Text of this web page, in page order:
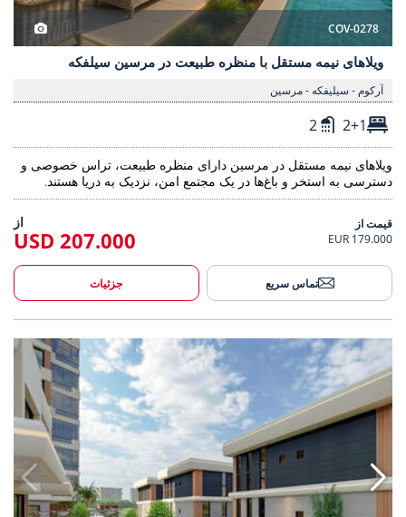
COV-0278
ویلاهای نیمه مستقل با منظره طبیعت در مرسین سیلفکه
آرکوم - سیلیفکه - مرسین
2+1
2
ویلاهای نیمه مستقل در مرسین دارای منظره طبیعت، تراس خصوصی و
دسترسی به استخر و باغ‌ها در یک مجتمع امن، نزدیک به دریا هستند.
قیمت از
179.000 EUR
از
207.000 USD
تماس سریع جزئیات
ویلاهای ۴ خوابه با منظره دریا در ینی‌شهیر، مرسین 2